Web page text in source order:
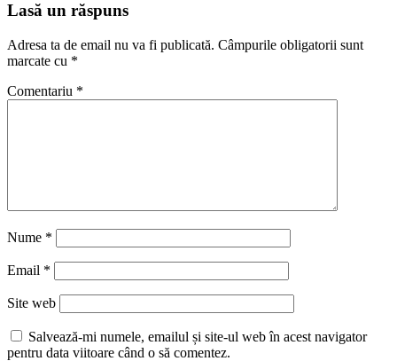
Lasă un răspuns
Adresa ta de email nu va fi publicată. Câmpurile obligatorii sunt
marcate cu *
Comentariu *
Nume *
Email *
Site web
Salvează-mi numele, emailul și site-ul web în acest navigator
pentru data viitoare când o să comentez.